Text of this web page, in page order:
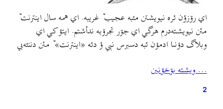
اي رۊزؤن ئره نيويشتن مئبه عجيب ٚ غريبه. اي همه سال اينترنت ٚ
مئن نيويشته‌درم هرگي اي جۊر تجرۊبه ندأشتم. ايتؤ کي اي
وبلاگ دۊنىا ادمؤن ئبه دسبرس نبي ؤ دئه «اينترنت» ٚ مئن دننئه‌بي
پيش تصميم بىته‌بۊم مي اطلاعات ؤ بنويشتأن ؤ مي…
… ويشته بۊخؤنين
2